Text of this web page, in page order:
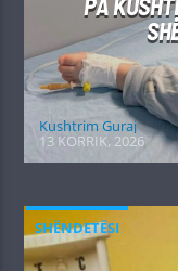
Kushtrim Guraj
13 KORRIK, 2026
SHËNDETËSI